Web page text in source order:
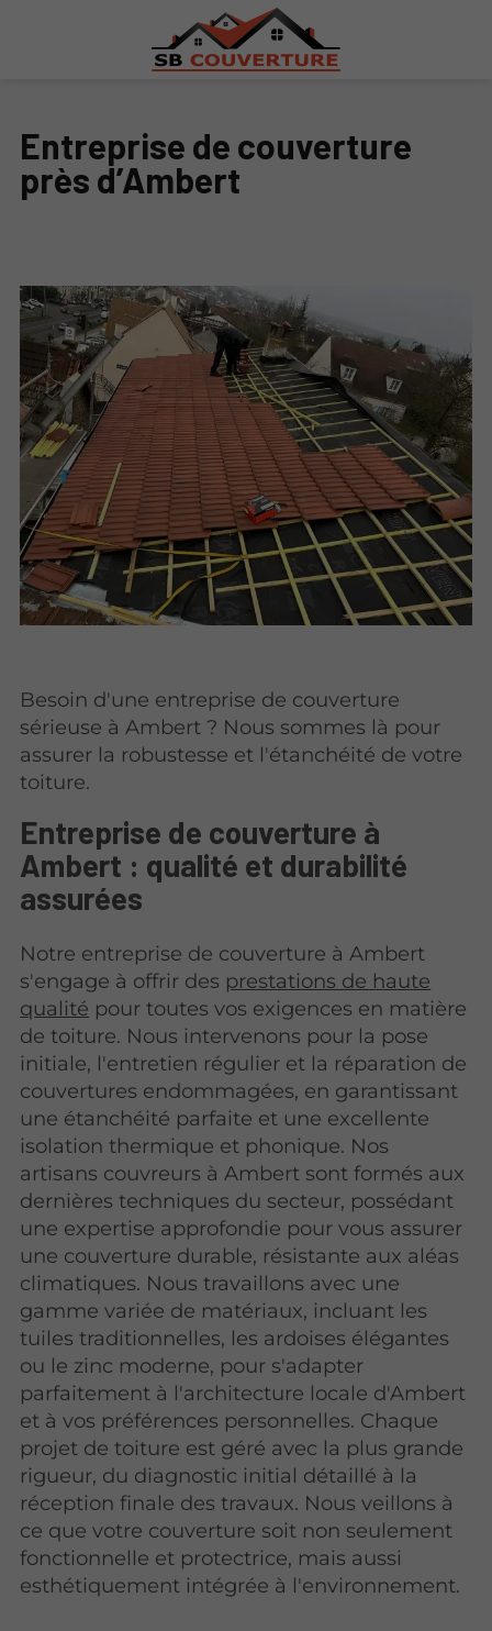
Entreprise de couverture
près d’Ambert
Besoin d'une entreprise de couverture
sérieuse à Ambert ? Nous sommes là pour
assurer la robustesse et l'étanchéité de votre
toiture.
Entreprise de couverture à
Ambert : qualité et durabilité
assurées
Notre entreprise de couverture à Ambert
s'engage à offrir des prestations de haute
qualité pour toutes vos exigences en matière
de toiture. Nous intervenons pour la pose
initiale, l'entretien régulier et la réparation de
couvertures endommagées, en garantissant
une étanchéité parfaite et une excellente
isolation thermique et phonique. Nos
artisans couvreurs à Ambert sont formés aux
dernières techniques du secteur, possédant
une expertise approfondie pour vous assurer
une couverture durable, résistante aux aléas
climatiques. Nous travaillons avec une
gamme variée de matériaux, incluant les
tuiles traditionnelles, les ardoises élégantes
ou le zinc moderne, pour s'adapter
parfaitement à l'architecture locale d'Ambert
et à vos préférences personnelles. Chaque
projet de toiture est géré avec la plus grande
rigueur, du diagnostic initial détaillé à la
réception finale des travaux. Nous veillons à
ce que votre couverture soit non seulement
fonctionnelle et protectrice, mais aussi
esthétiquement intégrée à l'environnement.